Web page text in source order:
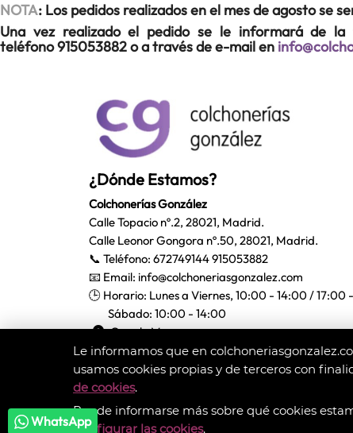
WhatsApp
NOTA: Los pedidos realizados en el mes de agosto se
Una vez realizado el pedido se le informará de
teléfono 915053882 o a través de e-mail en
¿Dónde Estamos?
Colchonerías González
Calle Topacio nº.2, 28021, Madrid.
Calle Leonor Gongora nº.50, 28021, Madrid.
📞 Teléfono: 672749144915053882
📧 Email: info@colchoneriasgonzalez.com
🕒 Horario: Lunes a Viernes, 10:00 - 14:00 / 17:00
Sábado: 10:00 - 14:00
Google Maps
Le informamos que en
usamos cookies propias y de terceros con
de cookies.
Puede informarse más sobre qué cookies
Configurar las cookies.
Métodos de pago